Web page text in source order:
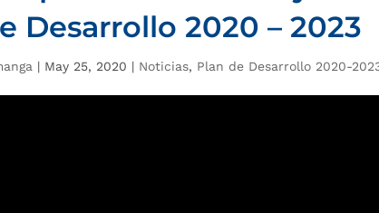
Desarrollo 2020 – 2023
| May 25, 2020 | Noticias, Plan de Desarrollo 2020-